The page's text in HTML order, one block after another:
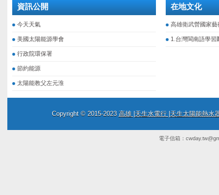
資訊公開
今天天氣
美國太陽能源學會
行政院環保署
節約能源
太陽能教父左元淮
在地文化
高雄衛武營國家藝
1.台灣閩南語學習
Copyright © 2015-2023 高雄 |天生水電行 |天生太陽能熱水
電子信箱：